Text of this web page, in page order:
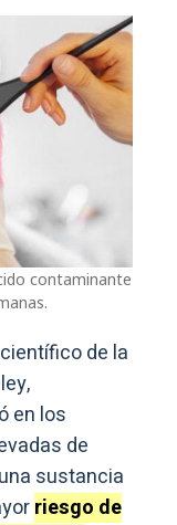
contaminante
de la
en los
de
sustancia
riesgo de